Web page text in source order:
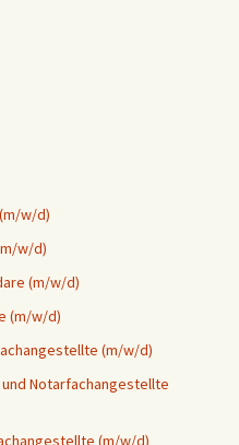
w/d)
w/d)
(m/w/d)
(m/w/d)
(m/w/d)
Notarfachangestellte
(m/w/d)